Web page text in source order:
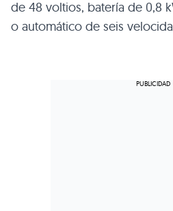
de 48 voltios, batería de 0,8
o automático de seis